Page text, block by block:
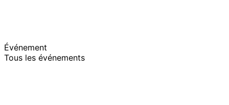
Événement
Tous les événements